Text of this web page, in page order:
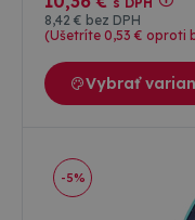
8,42 € bez DPH
(Ušetríte 0,53 € oproti
Vybrať
-5%